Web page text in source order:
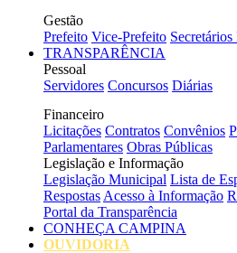
Gestão
Prefeito Vice-Prefeito
TRANSPARÊNCIA
Pessoal
Servidores Concursos Diárias
Financeiro
Licitações Contratos Convênios
Parlamentares Obras Públicas
Legislação e Informação
Legislação Municipal Lista de
Respostas Acesso à Informação
Portal da Transparência
CONHEÇA CAMPINA
OUVIDORIA